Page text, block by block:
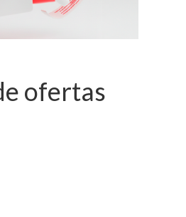
ofertas